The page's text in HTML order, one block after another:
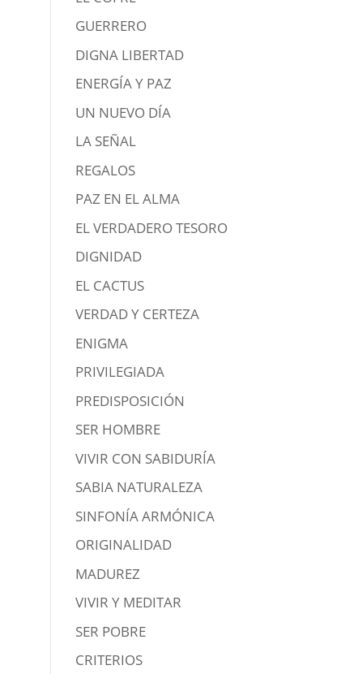
GUERRERO
DIGNA LIBERTAD
ENERGÍA Y PAZ
UN NUEVO DÍA
LA SEÑAL
REGALOS
PAZ EN EL ALMA
EL VERDADERO TESORO
DIGNIDAD
EL CACTUS
VERDAD Y CERTEZA
ENIGMA
PRIVILEGIADA
PREDISPOSICIÓN
SER HOMBRE
VIVIR CON SABIDURÍA
SABIA NATURALEZA
SINFONÍA ARMÓNICA
ORIGINALIDAD
MADUREZ
VIVIR Y MEDITAR
SER POBRE
CRITERIOS